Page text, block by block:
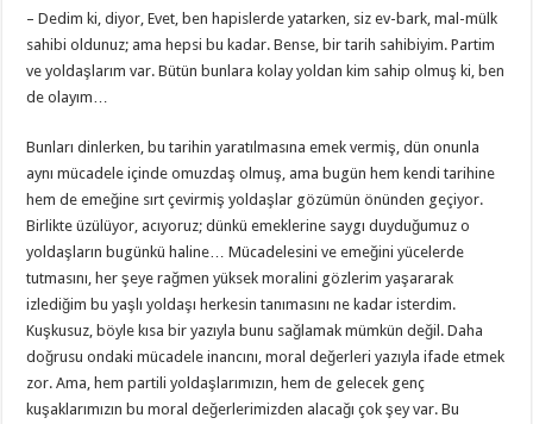
– Dedim ki, diyor, Evet, ben hapislerde yatarken, siz ev-bark, mal-mülk
sahibi oldunuz; ama hepsi bu kadar. Bense, bir tarih sahibiyim. Partim
ve yoldaşlarım var. Bütün bunlara kolay yoldan kim sahip olmuş ki, ben
de olayım…
Bunları dinlerken, bu tarihin yaratılmasına emek vermiş, dün onunla
aynı mücadele içinde omuzdaş olmuş, ama bugün hem kendi tarihine
hem de emeğine sırt çevirmiş yoldaşlar gözümün önünden geçiyor.
Birlikte üzülüyor, acıyoruz; dünkü emeklerine saygı duyduğumuz o
yoldaşların bugünkü haline… Mücadelesini ve emeğini yücelerde
tutmasını, her şeye rağmen yüksek moralini gözlerim yaşararak
izlediğim bu yaşlı yoldaşı herkesin tanımasını ne kadar isterdim.
Kuşkusuz, böyle kısa bir yazıyla bunu sağlamak mümkün değil. Daha
doğrusu ondaki mücadele inancını, moral değerleri yazıyla ifade etmek
zor. Ama, hem partili yoldaşlarımızın, hem de gelecek genç
kuşaklarımızın bu moral değerlerimizden alacağı çok şey var. Bu